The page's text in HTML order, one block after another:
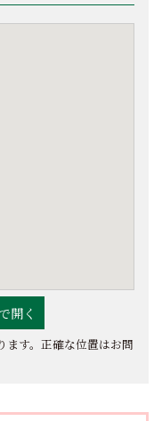
開く
す。正確な位置はお問